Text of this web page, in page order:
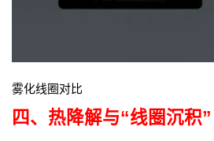
雾化线圈对比
四、热降解与“线圈沉积”